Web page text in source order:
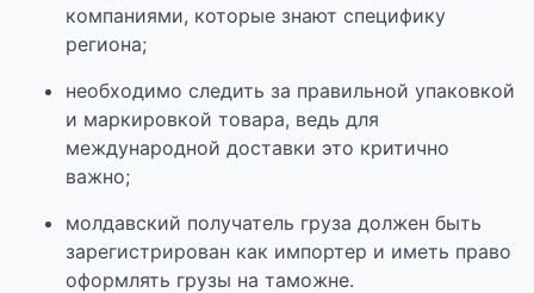
компаниями, которые знают специфику
региона;
необходимо следить за правильной упаковкой
и маркировкой товара, ведь для
международной доставки это критично
важно;
молдавский получатель груза должен быть
зарегистрирован как импортер и иметь право
оформлять грузы на таможне.